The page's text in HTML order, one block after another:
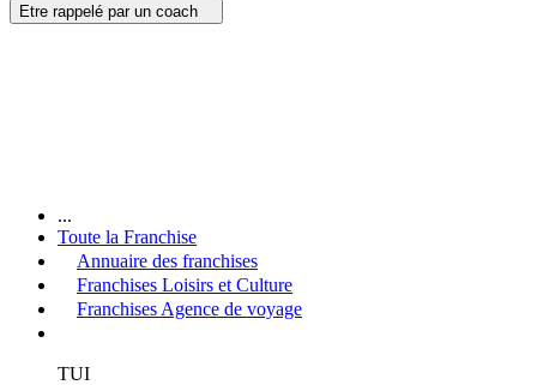
Etre rappelé par un coach
...
Toute la Franchise
Annuaire des franchises
Franchises Loisirs et Culture
Franchises Agence de voyage
TUI